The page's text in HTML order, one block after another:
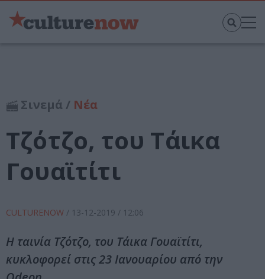
Σινεμά / Νέα
Τζότζο, του Τάικα
Γουαϊτίτι
CULTURENOW / 13-12-2019 / 12:06
Η ταινία Τζότζο, του Τάικα Γουαϊτίτι,
κυκλοφορεί στις 23 Ιανουαρίου από την